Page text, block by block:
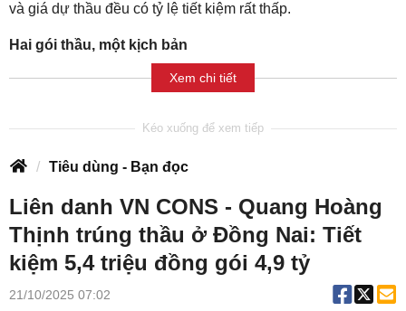
và giá dự thầu đều có tỷ lệ tiết kiệm rất thấp.
Hai gói thầu, một kịch bản
Xem chi tiết
Tiêu dùng - Bạn đọc
Liên danh VN CONS - Quang Hoàng
Thịnh trúng thầu ở Đồng Nai: Tiết
kiệm 5,4 triệu đồng gói 4,9 tỷ
21/10/2025 07:02